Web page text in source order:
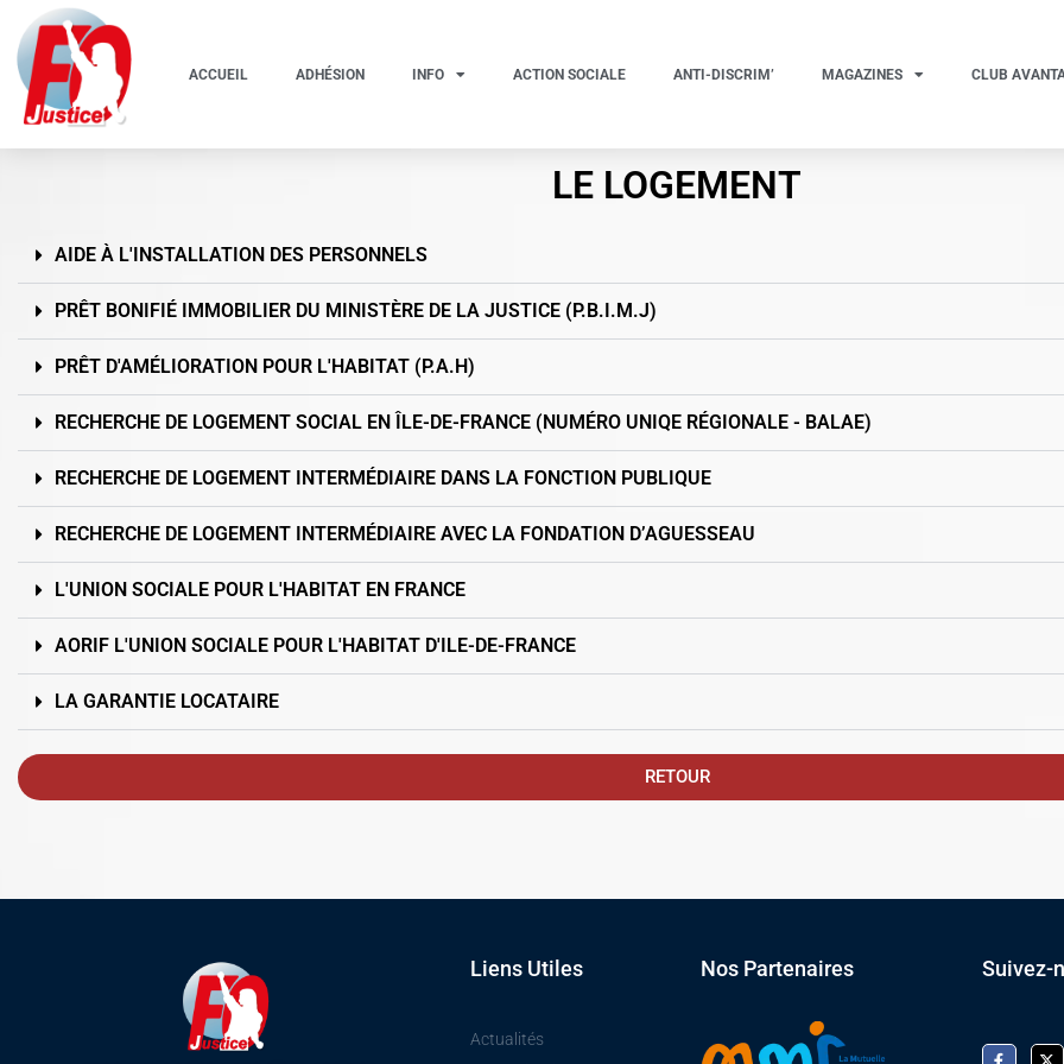
ACCUEIL ADHÉSION INFO ACTION SOCIALE ANTI-DISCRIM’ MAGAZINES CLUB
LE LOGEMENT
AIDE À L'INSTALLATION DES PERSONNELS
PRÊT BONIFIÉ IMMOBILIER DU MINISTÈRE DE LA JUSTICE (P.B.I.M.J)
PRÊT D'AMÉLIORATION POUR L'HABITAT (P.A.H)
RECHERCHE DE LOGEMENT SOCIAL EN ÎLE-DE-FRANCE (NUMÉRO UNIQE RÉGIONALE - BALAE)
RECHERCHE DE LOGEMENT INTERMÉDIAIRE DANS LA FONCTION PUBLIQUE
RECHERCHE DE LOGEMENT INTERMÉDIAIRE AVEC LA FONDATION D’AGUESSEAU
L'UNION SOCIALE POUR L'HABITAT EN FRANCE
AORIF L'UNION SOCIALE POUR L'HABITAT D'ILE-DE-FRANCE
LA GARANTIE LOCATAIRE
RETOUR
Liens Utiles
Actualités
Nos Partenaires Suivez-